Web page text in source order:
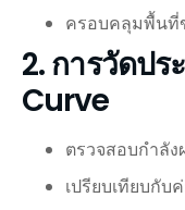
ครอบคลุมพื้นที่
2. การวัดป
Curve
ตรวจสอบกำลัง
เปรียบเทียบกับ